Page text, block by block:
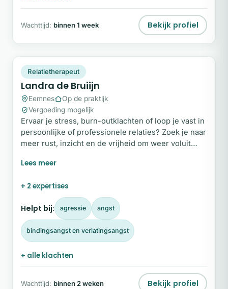
Wachttijd: binnen 1 week Bekijk profiel
Plek beschikbaar
Relatietherapeut
Landra de Bruiijn
Eemnes
Op de praktijk
Vergoeding mogelijk
Ervaar je stress, burn-outklachten of loop je vast in
persoonlijke of professionele relaties? Zoek je naar
meer rust, inzicht en de vrijheid om weer voluit
begeleid ik mensen op hun reis naar bewustzijn,
+ 2 expertises
Helpt bij: agressie angst
bindingsangst en verlatingsangst
+ alle klachten
Wachttijd: binnen 2 weken Bekijk profiel